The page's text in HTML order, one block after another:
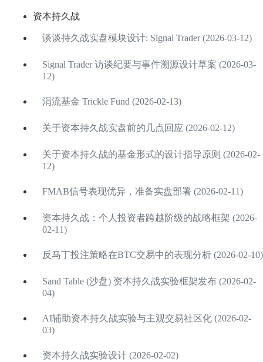
资本持久战
谈谈持久战实盘模块设计: Signal Trader (2026-03-12)
Signal Trader 访谈纪要与事件溯源设计草案 (2026-03-
12)
涓流基金 Trickle Fund (2026-02-13)
关于资本持久战实盘前的几点回应 (2026-02-12)
关于资本持久战的基金形式的设计指导原则 (2026-02-
12)
FMAB信号表现优异，准备实盘部署 (2026-02-11)
资本持久战：个人投资者跨越阶级的战略框架 (2026-
02-11)
反马丁投注策略在BTC交易中的表现分析 (2026-02-10)
Sand Table (沙盘) 资本持久战实验框架发布 (2026-02-
04)
AI辅助资本持久战实验与主观交易社区化 (2026-02-
03)
资本持久战实验设计 (2026-02-02)